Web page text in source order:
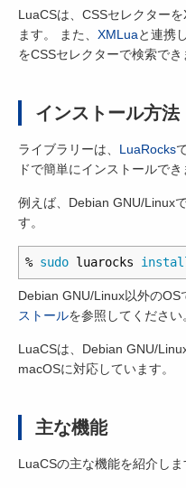
LuaCSは、CSSセレクター
ます。 また、 XMLuaと連携
をCSSセレクターで検索でき
インストール方法
ライブラリーは、 LuaRocks
ドで簡単にインストールでき
例えば、Debian GNU/Linux
す。
% sudo luarocks
Debian GNU/Linux以外のOS
ストールを参照してください
LuaCSは、Debian GNU/
macOSに対応しています。
主な機能
LuaCSの主な機能を紹介しま